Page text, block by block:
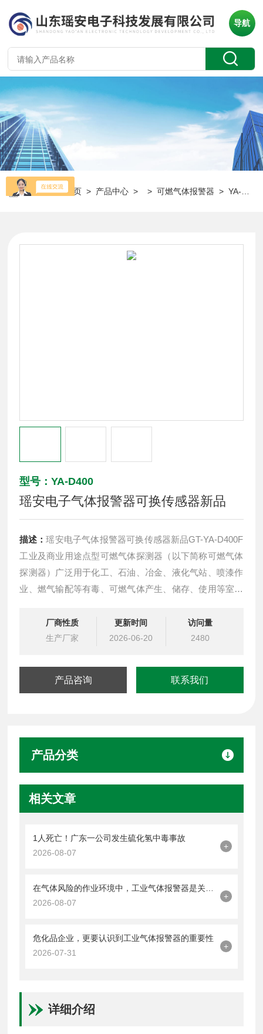
导航
当前位置：首页 > 产品中心 > >可燃气体报警器 > YA-D400瑶安电子气体报警器可换传感器新品
型号：YA-D400
瑶安电子气体报警器可换传感器新品
描述：瑶安电子气体报警器可换传感器新品GT-YA-D400F
工业及商业用途点型可燃气体探测器（以下简称可燃气体
探测器）广泛用于化工、石油、冶金、液化气站、喷漆作
业、燃气输配等有毒、可燃气体产生、储存、使用等室内
实用、操作方便的气体探测器。可与我公司的气体报警控
制器YA-K100共同组成工业用气体报警系统。
厂商性质
生产厂家
更新时间
2026-06-20
访问量
2480
产品咨询 联系我们
产品分类
相关文章
1人死亡！广东一公司发生硫化氢中毒事故
2026-08-07
+
2026-08-07
+
危化品企业，更要认识到工业气体报警器的重要性
2026-07-31
+
详细介绍